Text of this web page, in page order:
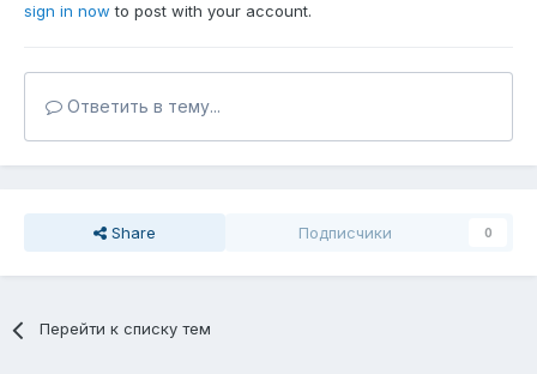
sign in now to post with your account.
Ответить в тему...
Share Подписчики 0
Перейти к списку тем